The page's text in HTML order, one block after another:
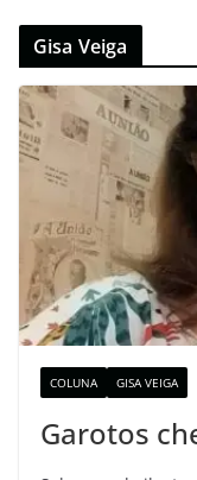
Gisa Veiga
COLUNA GISA VEIGA
Garotos